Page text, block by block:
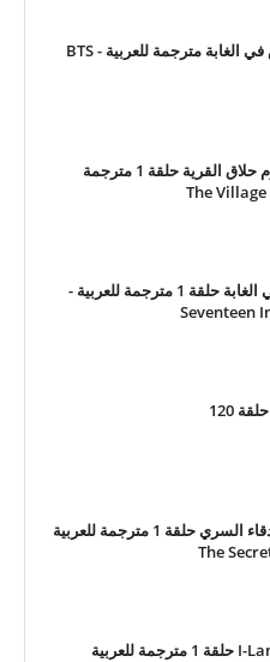
الحلقة 1 من بتس في الغابة مترجمة للعربية - BTS
برنامج بارك بوغوم حلاق القرية حلقة 1 مترجمة
برنامج سفنتين في الغابة حلقة 1 مترجمة للعربية -
Seventeen
120
برنامج نادي الأصدقاء السري حلقة 1 مترجمة للعربية